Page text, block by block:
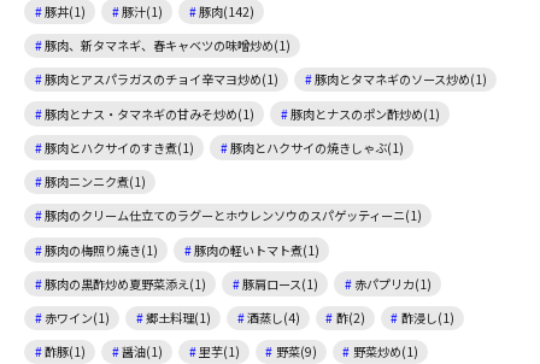
豚丼(1)
豚汁(1)
豚肉(142)
豚肉、新タマネギ、春キャベツの味噌炒め(1)
豚肉とアスパラガスのチョイ辛マヨ炒め(1)
豚肉とタマネギのソース炒め(1)
豚肉とナス・タマネギの甘みそ炒め(1)
豚肉とナスのポン酢炒め(1)
豚肉とハクサイのすき煮(1)
豚肉とハクサイの焼きしゃぶ(1)
豚肉ニンニク煮(1)
豚肉のクリーム仕立てのラグーとホウレンソウのスパゲッティーニ(1)
豚肉の梅照り焼き(1)
豚肉の軽いトマト煮(1)
豚肉の黒酢炒め夏野菜添え(1)
豚肩ロース(1)
赤パプリカ(1)
赤ワイン(1)
郷土料理(1) 酒蒸し(4) 酢(2)
酢浸し(1)
酢豚(1)
醤油(1) 里芋(1) 野菜(9)
野菜炒め(1)